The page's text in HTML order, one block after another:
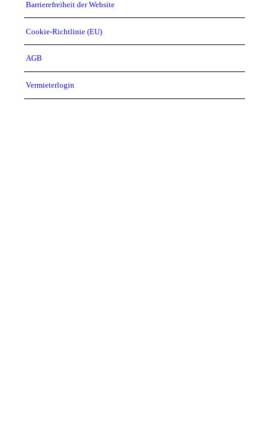
Barrierefreiheit der Website
Cookie-Richtlinie (EU)
AGB
Vermieterlogin